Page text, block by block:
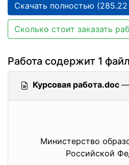
Скачать полностью (285.22
Сколько стоит заказать
Работа содержит 1 файл
Курсовая работа.doc —
Министерство
Российской